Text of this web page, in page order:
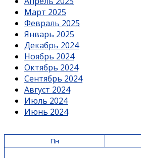
Март 2025
Февраль 2025
Январь 2025
Декабрь 2024
Ноябрь 2024
Октябрь 2024
Сентябрь 2024
Август 2024
Июль 2024
Июнь 2024
Пн